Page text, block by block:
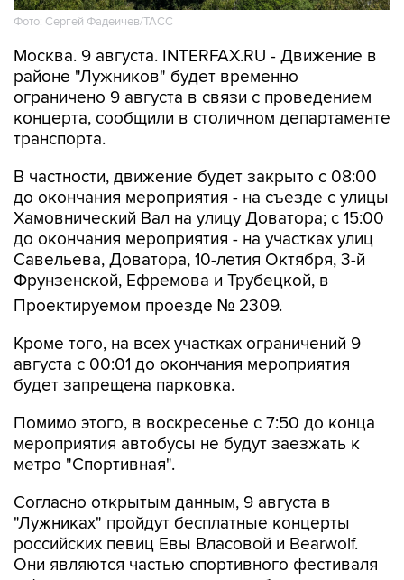
Фото: Сергей Фадеичев/ТАСС
Москва. 9 августа. INTERFAX.RU - Движение в
районе "Лужников" будет временно
ограничено 9 августа в связи с проведением
концерта, сообщили в столичном департаменте
транспорта.
В частности, движение будет закрыто с 08:00
до окончания мероприятия - на съезде с улицы
Хамовнический Вал на улицу Доватора; с 15:00
до окончания мероприятия - на участках улиц
Савельева, Доватора, 10-летия Октября, 3-й
Фрунзенской, Ефремова и Трубецкой, в
Проектируемом проезде № 2309.
Кроме того, на всех участках ограничений 9
августа с 00:01 до окончания мероприятия
будет запрещена парковка.
Помимо этого, в воскресенье с 7:50 до конца
мероприятия автобусы не будут заезжать к
метро "Спортивная".
Согласно открытым данным, 9 августа в
"Лужниках" пройдут бесплатные концерты
российских певиц Евы Власовой и Bearwolf.
Они являются частью спортивного фестиваля